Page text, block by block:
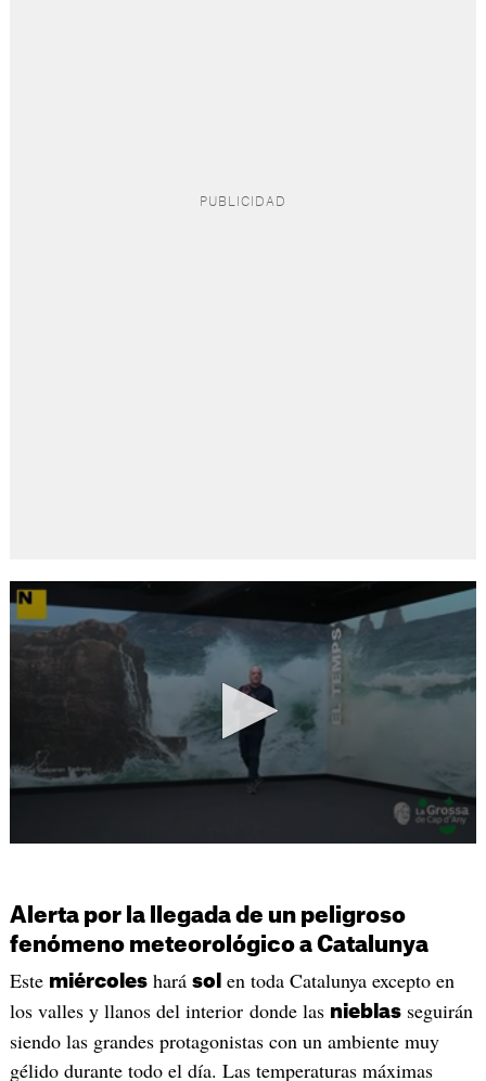
Alerta por la llegada de un peligroso
fenómeno meteorológico a Catalunya
Este miércoleshará sol en toda Catalunya excepto en
los valles y llanos del interior donde las nieblasseguirán
siendo las grandes protagonistas con un ambiente muy
gélido durante todo el día. Las temperaturas máximas